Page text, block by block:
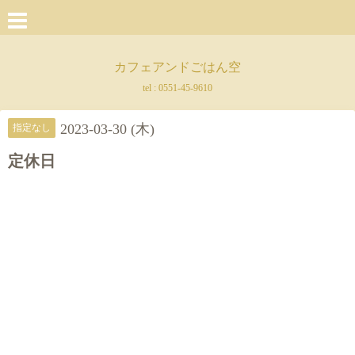
カフェアンドごはん空
tel : 0551-45-9610
指定なし 2023-03-30 (木)
定休日